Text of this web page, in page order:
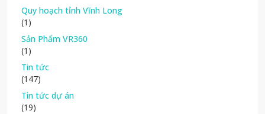
Quy hoạch tỉnh Vĩnh Long
(1)
Sản Phẩm VR360
(1)
Tin tức
(147)
Tin tức dự án
(19)